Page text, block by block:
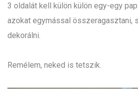
3 oldalát kell külön külön egy-egy
azokat egymással összeragasztani,
dekorálni.
Remélem, neked is tetszik.